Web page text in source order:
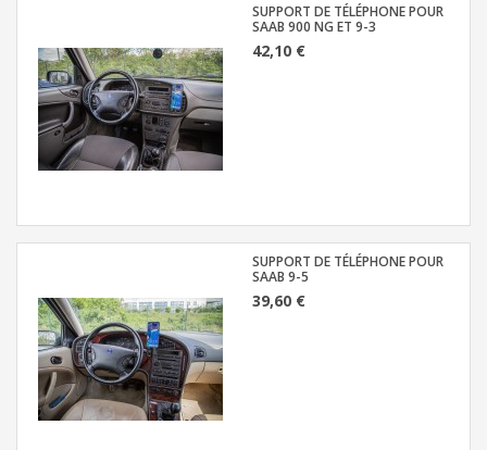
SUPPORT DE TÉLÉPHONE POUR
SAAB 900 NG ET 9-3
42,10 €
SUPPORT DE TÉLÉPHONE POUR
SAAB 9-5
39,60 €